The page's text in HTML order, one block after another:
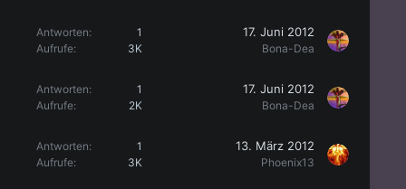
Antworten
1
Aufrufe
3K
17. Juni 2012
Bona-Dea
Antworten
1
Aufrufe
2K
17. Juni 2012
Bona-Dea
Antworten
1
Aufrufe
3K
13. März 2012
Phoenix13